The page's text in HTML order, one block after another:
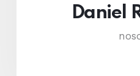
Daniel